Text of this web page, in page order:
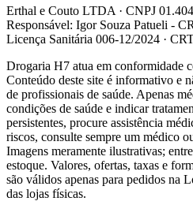
Erthal e Couto LTDA · CNPJ
Responsável: Igor Souza Patueli -
Licença Sanitária 006-12/2024 ·
Drogaria H7 atua em conformidade
Conteúdo deste site é informativo e
de profissionais de saúde. Apenas
condições de saúde e indicar
persistentes, procure assistência
riscos, consulte sempre um médico
Imagens meramente ilustrativas;
estoque. Valores, ofertas, taxas e
são válidos apenas para pedidos na
das lojas físicas.